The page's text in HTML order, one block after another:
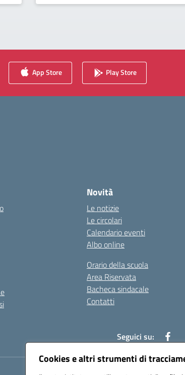
Cookies e altri strumenti di
App Store Play Store
Novità
Le notizie
Le circolari
Calendario eventi
Albo online
Orario della scuola
Area Riservata
Bacheca sindacale
Contatti
Seguici su: